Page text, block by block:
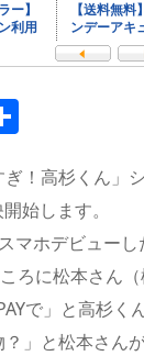
！高杉くん」
始します。
マホデビュー
ろに松本さん
で」と高杉く
」と松本さん